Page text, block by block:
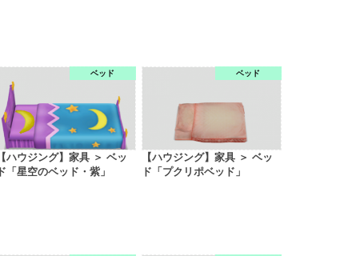
ベッド
【ハウジング】家具 ＞ ベッ
ド「星空のベッド・紫」
ベッド
【ハウジング】家具 ＞ ベッ
ド「プクリポベッド」